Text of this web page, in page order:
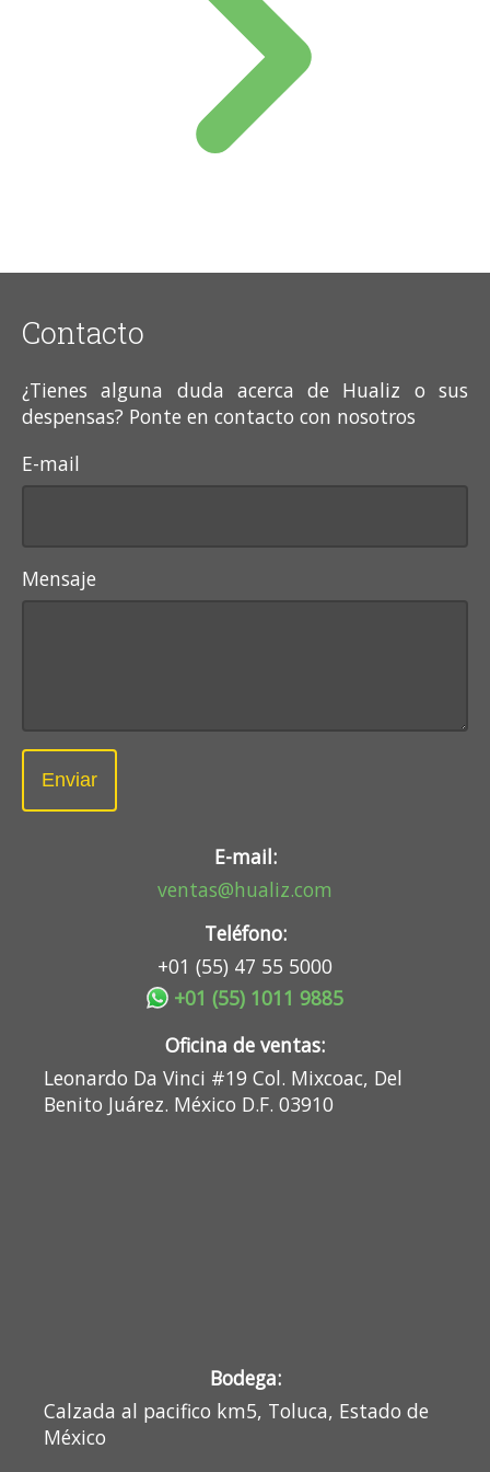
Contacto
¿Tienes alguna duda acerca de Hualiz o sus
despensas? Ponte en contacto con nosotros
E-mail
Mensaje
Enviar
E-mail:
ventas@hualiz.com
Teléfono:
+01 (55) 47 55 5000
+01 (55) 1011 9885
Oficina de ventas:
Leonardo Da Vinci #19 Col. Mixcoac, Del
Benito Juárez. México D.F. 03910
Bodega:
Calzada al pacifico km5, Toluca, Estado de
México